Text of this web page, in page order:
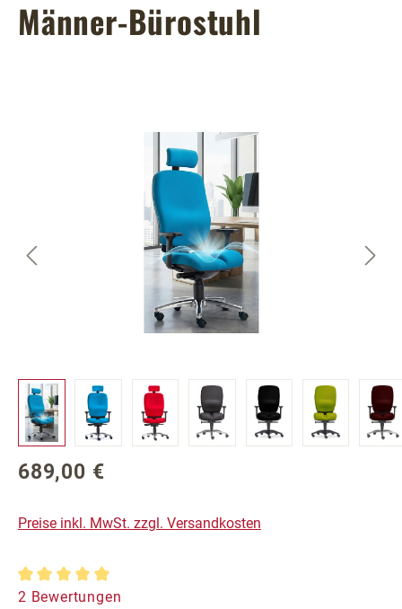
Männer-Bürostuhl
Regulärer Preis:
689,00 €
Preise inkl. MwSt. zzgl. Versandkosten
Durchschnittliche Bewertung von 5 von 5 Sternen
2 Bewertungen